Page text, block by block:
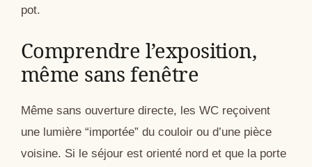
pot.
Comprendre l’exposition,
même sans fenêtre
Même sans ouverture directe, les WC reçoivent
une lumière “importée” du couloir ou d’une pièce
voisine. Si le séjour est orienté nord et que la porte